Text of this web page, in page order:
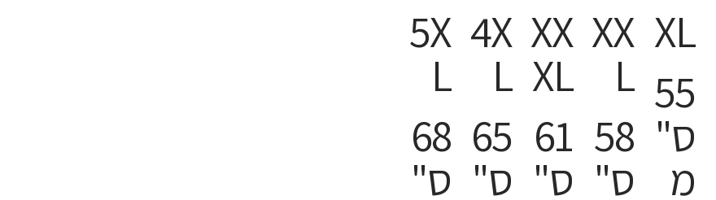
5X
L
68
ס"
4X
L
65
ס"
XX
XL
61
ס"
XX
L
58
ס"
XL
55
ס"
מ